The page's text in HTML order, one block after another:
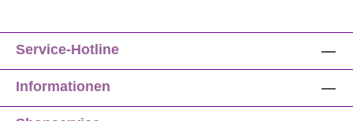
Service-Hotline
Informationen